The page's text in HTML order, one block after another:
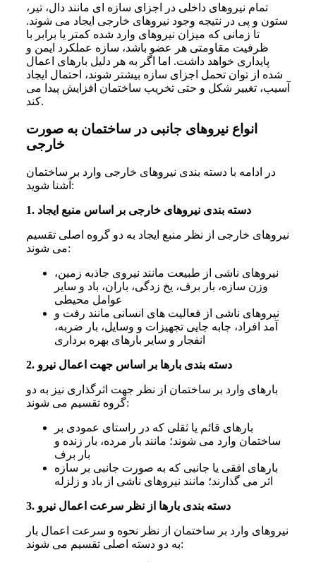
تمام نیروهای داخلی در اجزای سازه ای مانند دال، تیر،
ستون و پی در نتیجه وجود نیروهای خارجی ایجاد می شوند.
تا زمانی که میزان نیروهای وارد شده کمتر یا برابر با
ظرفیت مقاومتی هر عضو باشد، سازه عملکرد ایمن و
پایداری خواهد داشت. اما اگر به هر دلیل بارهای اعمال
شده از توان تحمل اجزای سازه بیشتر شوند، احتمال ایجاد
آسیب، تغییر شکل و حتی تخریب ساختمان افزایش پیدا می
کند.
انواع نیروهای جانبی در ساختمان به‌ صورت
خارجی
در ادامه با دسته بندی نیروهای خارجی وارد بر ساختمان
آشنا شوید:
1. دسته بندی نیروهای خارجی بر اساس منبع ایجاد
نیروهای خارجی از نظر منبع ایجاد به دو گروه اصلی تقسیم
می شوند:
نیروهای ناشی از طبیعت مانند نیروی جاذبه زمین،
وزن سازه، بار برف، یخ زدگی، باران، باد و سایر
عوامل محیطی
نیروهای ناشی از فعالیت های انسانی مانند رفت و
آمد افراد، جابه جایی تجهیزات و وسایل، بار ضربه،
انفجار و سایر بارهای بهره برداری
2. دسته بندی بارها بر اساس جهت اعمال نیرو
بارهای وارد بر ساختمان از نظر جهت اثرگذاری نیز به دو
گروه تقسیم می شوند:
بارهای قائم یا ثقلی که در راستای عمودی بر
ساختمان وارد می شوند؛ مانند بار مرده، بار زنده و
بار برف
بارهای افقی یا جانبی که به صورت جانبی بر سازه
اثر می گذارند؛ مانند نیروهای ناشی از باد و زلزله
3. دسته بندی بارها از نظر سرعت اعمال نیرو
نیروهای وارد بر ساختمان از نظر نحوه و سرعت اعمال بار
به دو دسته اصلی تقسیم می شوند: